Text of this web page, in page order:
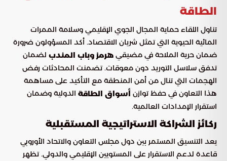
الطاقة
تناول اللقاء حماية المجال الجوي الإقليمي وسلامة الممرات
المائية الحيوية التي تمثل شريان الاقتصاد. أكد المسؤولون ضرورة
ضمان حرية الملاحة في مضيقي هرمز وباب المندب لضمان
تدفق سلاسل التوريد دون معوقات. تضمنت المحادثات رفض
الهجمات التي تنال من أمن المنطقة مع التأكيد على مساهمة
هذا التعاون في حفظ توازن أسواق الطاقة الدولية وضمان
استقرار الإمدادات العالمية.
ركائز الشراكة الاستراتيجية المستقبلية
يعد التنسيق المستمر بين دول مجلس التعاون والاتحاد الأوروبي
قاعدة لدعم الاستقرار على المستويين الإقليمي والدولي. تظهر